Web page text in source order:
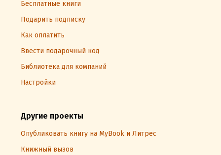
Бесплатные книги
Подарить подписку
Как оплатить
Ввести подарочный код
Библиотека для компаний
Настройки
Другие проекты
Опубликовать книгу на MyBook и Литрес
Книжный вызов